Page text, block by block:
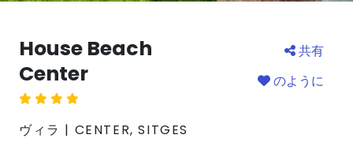
House Beach
Center
共有
のように
ヴィラ | CENTER, SITGES